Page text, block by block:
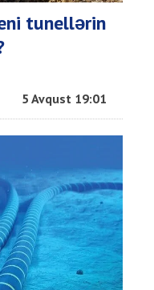
tunellərin
5 Avqust 19:01